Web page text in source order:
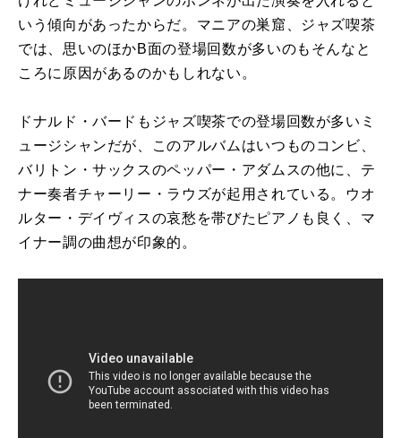
いう傾向があったからだ。マニアの巣窟、ジャズ喫茶
では、思いのほかB面の登場回数が多いのもそんなと
ころに原因があるのかもしれない。
ドナルド・バードもジャズ喫茶での登場回数が多いミ
ュージシャンだが、このアルバムはいつものコンビ、
バリトン・サックスのペッパー・アダムスの他に、テ
ナー奏者チャーリー・ラウズが起用されている。ウオ
ルター・デイヴィスの哀愁を帯びたピアノも良く、マ
イナー調の曲想が印象的。